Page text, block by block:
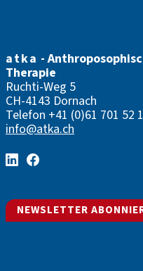
atka -
Therapie
Ruchti-Weg 5
CH-4143 Dornach
Telefon +41 (0)61 701 52
info@atka.ch
NEWSLETTER